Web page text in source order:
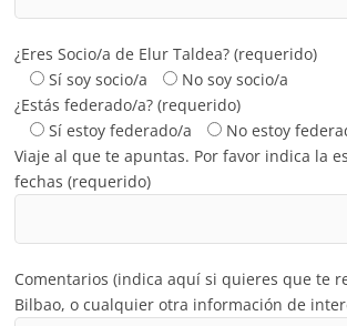
¿Eres Socio/a de Elur Taldea? (requerido)
Sí soy socio/a
No soy socio/a
¿Estás federado/a? (requerido)
Sí estoy federado/a
No estoy
Viaje al que te apuntas. Por favor indica la
fechas (requerido)
Comentarios (indica aquí si quieres que te
Bilbao, o cualquier otra información de